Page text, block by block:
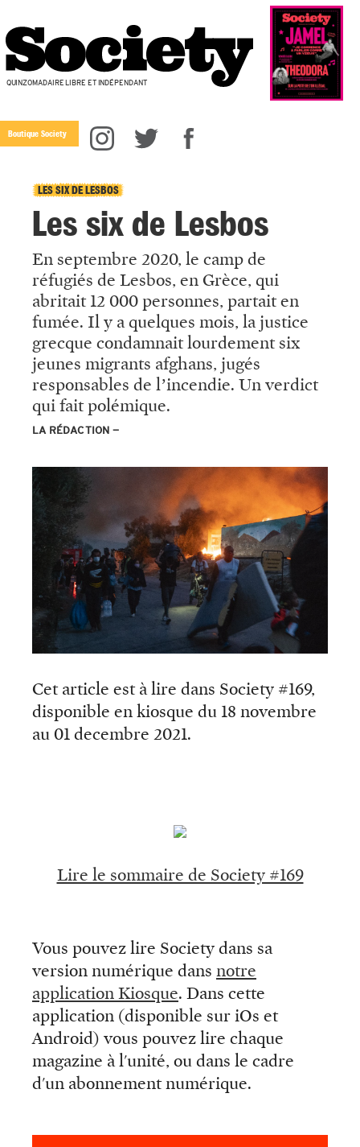
QUINZOMADAIRE LIBRE ET INDÉPENDANT
Boutique Society
LES SIX DE LESBOS
Les six de Lesbos
En septembre 2020, le camp de
réfugiés de Lesbos, en Grèce, qui
abritait 12 000 personnes, partait en
fumée. Il y a quelques mois, la justice
grecque condamnait lourdement six
jeunes migrants afghans, jugés
responsables de l’incendie. Un verdict
qui fait polémique.
LA RÉDACTION
Cet article est à lire dans Society #169,
disponible en kiosque du 18 novembre
au 01 decembre 2021.
Lire le sommaire de Society #169
Vous pouvez lire Society dans sa
version numérique dans notre
application Kiosque. Dans cette
application (disponible sur iOs et
Android) vous pouvez lire chaque
magazine à l'unité, ou dans le cadre
d'un abonnement numérique.